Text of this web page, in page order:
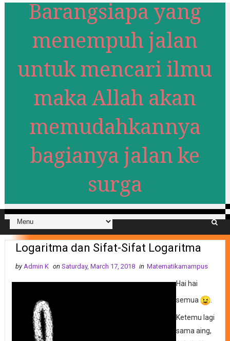
Barangsiapa yang
menempuh jalan
untuk mencari ilmu
maka Allah akan
memudahkannya
bagianya jalan ke
surga
Logaritma dan Sifat-Sifat Logaritma
by Admin K on Saturday, March 17, 2018 in Matematikamampus
Hai hai
semua
.
Ketemu lagi
sama aing,